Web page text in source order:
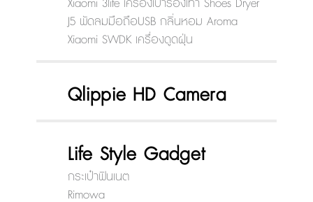
Xiaomi 3life เครื่องเป่ารองเท้า Shoes Dryer
J5 พัดลมมือถือUSB กลิ่นหอม Aroma
Xiaomi SWDK เครื่องดูดฝุ่น
Qlippie HD Camera
Life Style Gadget
กระเป๋าฟินเนต
Rimowa